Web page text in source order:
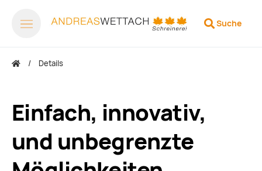
Suche
Details
Einfach, innovativ,
und unbegrenzte